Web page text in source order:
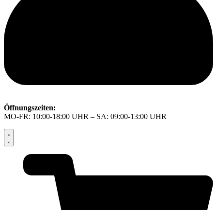
Öffnungszeiten:
MO-FR: 10:00-18:00 UHR – SA: 09:00-13:00 UHR